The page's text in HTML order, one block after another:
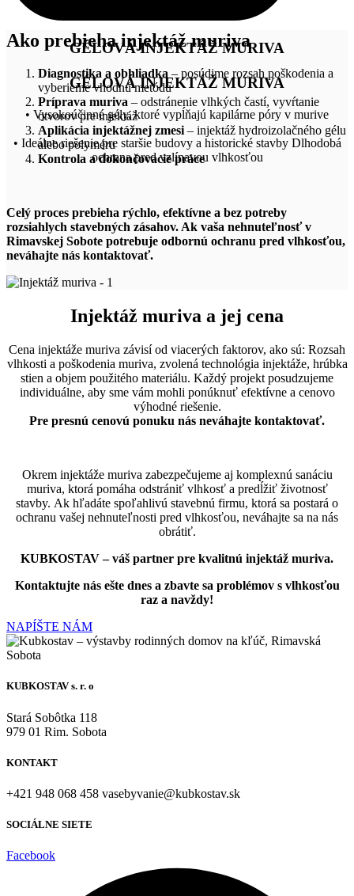
GÉLOVÁ INJEKTÁŽ MURIVA
GÉLOVÁ INJEKTÁŽ MURIVA
• Vysokoúčinné gély, ktoré vypĺňajú kapilárne póry v murive
• Ideálne riešenie pre staršie budovy a historické stavby Dlhodobá
ochrana pred vzlínavou vlhkosťou
Ako prebieha injektáž muriva
Diagnostika a obhliadka – posúdime rozsah poškodenia a
vyberieme vhodnú metódu
Príprava muriva – odstránenie vlhkých častí, vyvŕtanie
otvorov pre injektáž
Aplikácia injektážnej zmesi– injektáž hydroizolačného gélu
alebo polyméru
Kontrola a dokončovacie práce
Celý proces prebieha rýchlo, efektívne a bez potreby
rozsiahlych stavebných zásahov. Ak vaša nehnuteľnosť v
Rimavskej Sobote potrebuje odbornú ochranu pred vlhkosťou,
neváhajte nás kontaktovať.
Injektáž muriva a jej cena
Cena injektáže muriva závisí od viacerých faktorov, ako sú: Rozsah
vlhkosti a poškodenia muriva, zvolená technológia injektáže, hrúbka
stien a objem použitého materiálu. Každý projekt posudzujeme
individuálne, aby sme vám mohli ponúknuť efektívne a cenovo
výhodné riešenie.
Pre presnú cenovú ponuku nás neváhajte kontaktovať.
Okrem injektáže muriva zabezpečujeme aj komplexnú sanáciu
muriva, ktorá pomáha odstrániť vlhkosť a predĺžiť životnosť
stavby. Ak hľadáte spoľahlivú stavebnú firmu, ktorá sa postará o
ochranu vašej nehnuteľnosti pred vlhkosťou, neváhajte sa na nás
obrátiť.
KUBKOSTAV – váš partner pre kvalitnú injektáž muriva.
Kontaktujte nás ešte dnes a zbavte sa problémov s vlhkosťou
raz a navždy!
NAPÍŠTE NÁM
KUBKOSTAV s. r. o
Stará Sobôtka 118
979 01 Rim. Sobota
KONTAKT
+421 948 068 458 vasebyvanie@kubkostav.sk
SOCIÁLNE SIETE
Facebook